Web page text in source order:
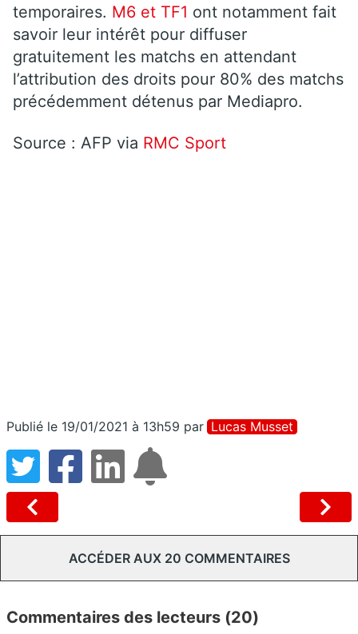
temporaires. M6 et TF1 ont notamment fait
savoir leur intérêt pour diffuser
gratuitement les matchs en attendant
l’attribution des droits pour 80% des matchs
précédemment détenus par Mediapro.
Source : AFP via RMC Sport
Publié le 19/01/2021 à 13h59 par Lucas Musset
ACCÉDER AUX 20 COMMENTAIRES
Commentaires des lecteurs (20)